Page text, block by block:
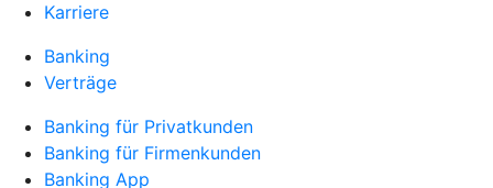
Karriere
Banking
Verträge
Banking für Privatkunden
Banking für Firmenkunden
Banking App